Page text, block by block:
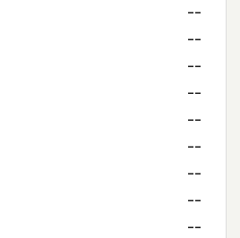
--
--
--
--
--
--
--
--
--